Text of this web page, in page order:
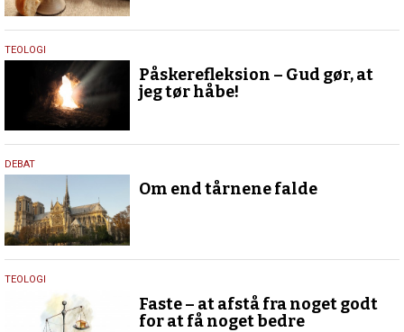
1.
TEOLOGI
Påskerefleksion – Gud gør, at
jeg tør håbe!
18.
2019
DEBAT
Om end tårnene falde
19.
februar
TEOLOGI
Faste – at afstå fra noget godt
for at få noget bedre